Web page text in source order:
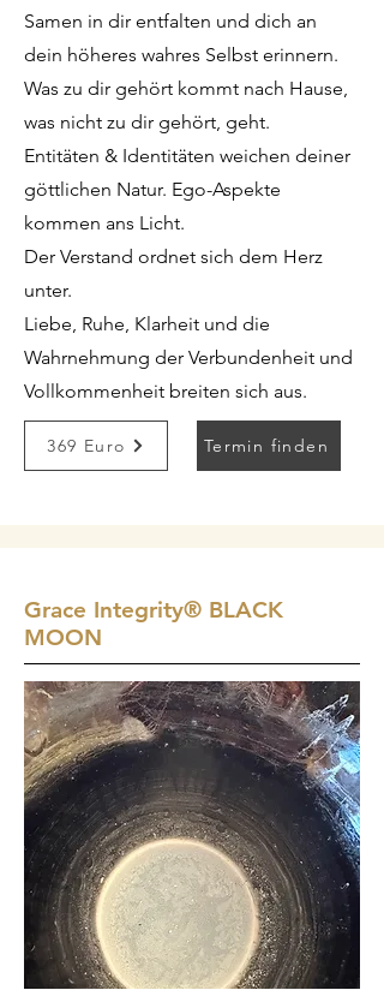
Samen in dir entfalten und dich an
dein höheres wahres Selbst erinnern.
Was zu dir gehört kommt nach Hause,
was nicht zu dir gehört, geht.
Entitäten & Identitäten weichen deiner
göttlichen Natur. Ego-Aspekte
kommen ans Licht.
Der Verstand ordnet sich dem Herz
unter.
Liebe, Ruhe, Klarheit und die
Wahrnehmung der Verbundenheit und
Vollkommenheit breiten sich aus.
369 Euro Termin finden
Grace Integrity® BLACK
MOON